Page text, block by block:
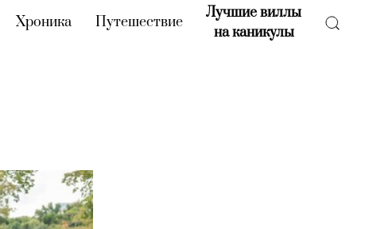
(current)
Хроника (current)
Путешествие(current)
Лучшие виллы
на каникулы(current)